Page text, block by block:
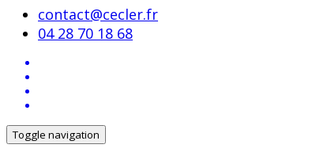
contact@cecler.fr
04 28 70 18 68
Toggle navigation